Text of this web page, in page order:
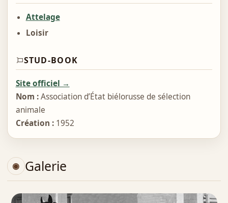
Attelage
Loisir
STUD-BOOK
Site officiel →
Nom :Association d’État biélorusse de sélection
animale
Création :1952
Galerie